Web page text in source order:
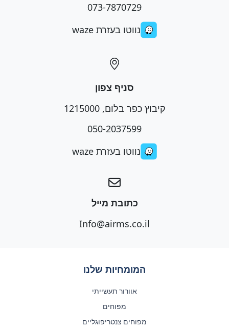
073-7870729
נווטו בעזרת waze
סניף צפון
קיבוץ כפר בלום, 1215000
050-2037599
נווטו בעזרת waze
כתובת מייל
Info@airms.co.il
המומחיות שלנו
אוורור תעשייתי
מפוחים
מפוחים צנטריפוגליים